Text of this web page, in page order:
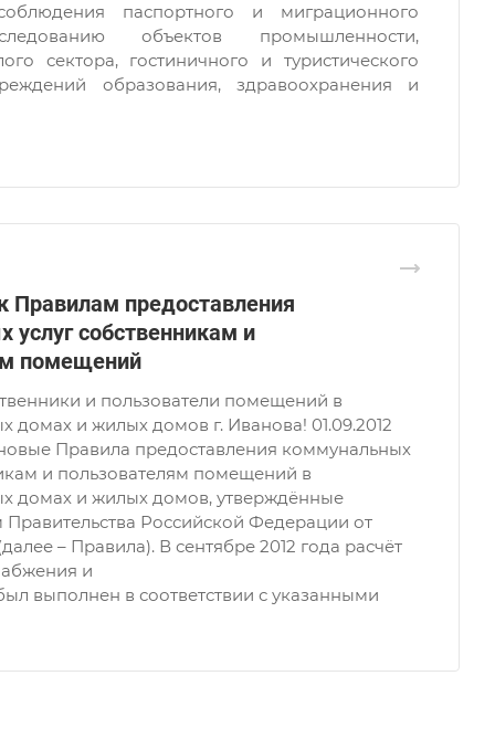
паспортного и миграционного
объектов промышленности,
сектора, гостиничного и туристического
образования, здравоохранения и
Правилам предоставления
услуг собственникам и
помещений
и пользователи помещений в
домах и жилых домов г. Иванова! 01.09.2012
Правила предоставления коммунальных
и пользователям помещений в
домах и жилых домов, утверждённые
Российской Федерации от
– Правила). В сентябре 2012 года расчёт
и
выполнен в соответствии с указанными